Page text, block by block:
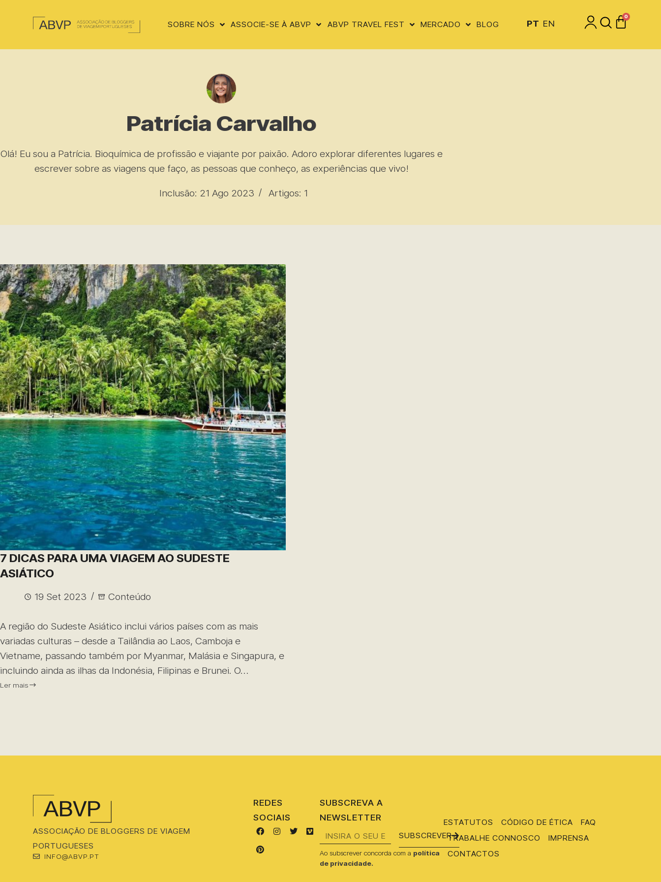
SOBRE NÓS ASSOCIE-SE À ABVP ABVP TRAVEL FEST MERCADO BLOG PT EN
0
Patrícia Carvalho
Olá! Eu sou a Patrícia. Bioquímica de profissão e viajante por paixão. Adoro explorar diferentes lugares e
escrever sobre as viagens que faço, as pessoas que conheço, as experiências que vivo!
Inclusão: 21 Ago 2023 Artigos: 1
7 DICAS PARA UMA VIAGEM AO SUDESTE
ASIÁTICO
19 Set 2023 Conteúdo
A região do Sudeste Asiático inclui vários países com as mais
variadas culturas – desde a Tailândia ao Laos, Camboja e
Vietname, passando também por Myanmar, Malásia e Singapura, e
incluindo ainda as ilhas da Indonésia, Filipinas e Brunei. O…
Ler mais
ASSOCIAÇÃO DE BLOGGERS DE VIAGEM
PORTUGUESES
INFO@ABVP.PT
REDES
SOCIAIS
SUBSCREVA A
NEWSLETTER
SUBSCREVER
Ao subscrever concorda com a política
de privacidade.
ESTATUTOS CÓDIGO DE ÉTICA
FAQ
TRABALHE CONNOSCO
IMPRENSA
CONTACTOS